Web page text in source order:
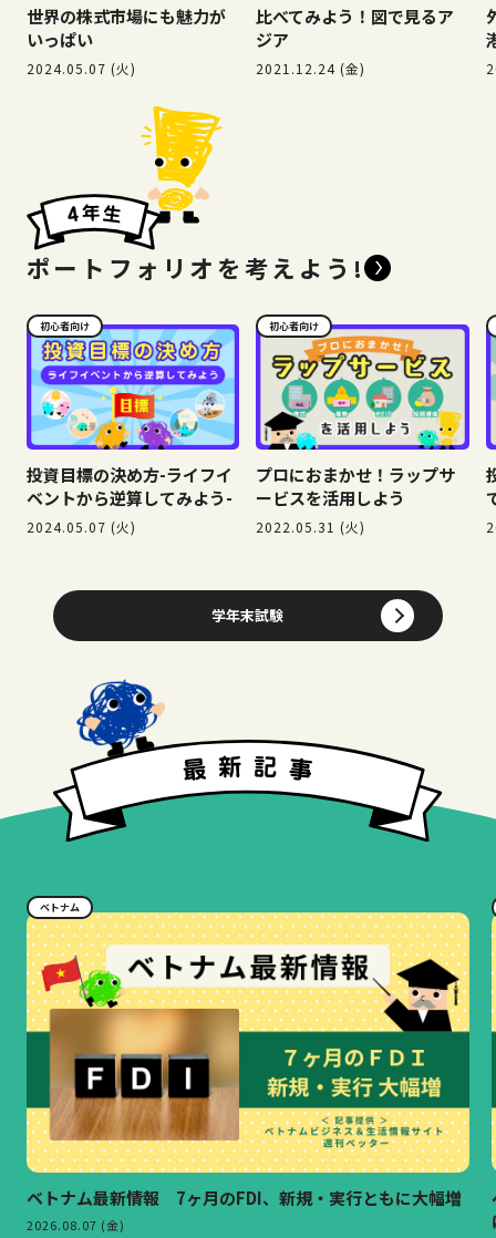
世界の株式市場にも魅力が
いっぱい
2024.05.07 (火)
比べてみよう！図で見るア
ジア
2021.12.24 (金)
ポートフォリオを考えよう!
初心者向け
投資目標の決め方-ライフイ
ベントから逆算してみよう-
2024.05.07 (火)
初心者向け
プロにおまかせ！ラップサ
ービスを活用しよう
2022.05.31 (火)
学年末試験
ベトナム
ベトナム最新情報 7ヶ月のFDI、新規・実行ともに大幅増
2026.08.07 (金)